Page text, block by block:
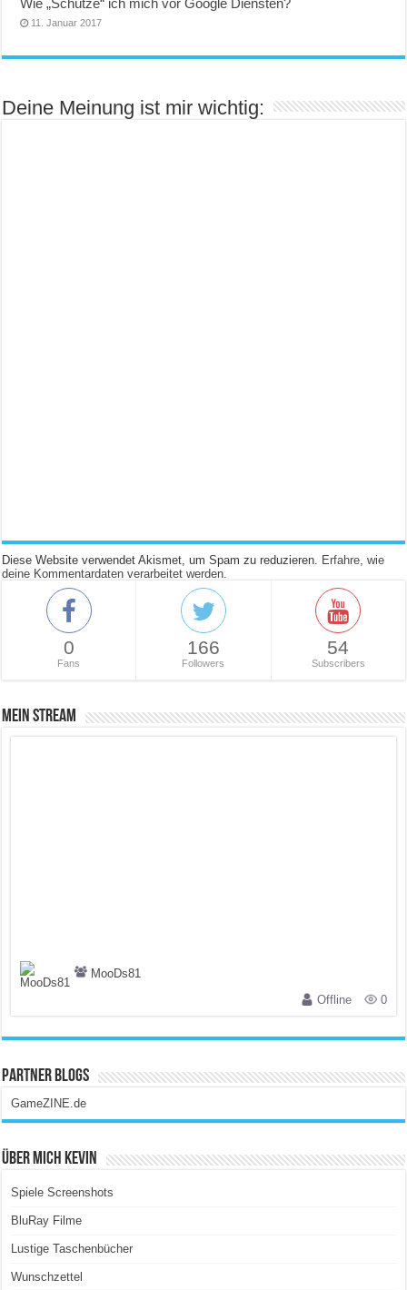
11. Januar 2017
Deine Meinung ist mir wichtig:
Diese Website verwendet Akismet, um Spam zu reduzieren. Erfahre, wie
deine Kommentardaten verarbeitet werden.
0
Fans
166
Followers
54
Subscribers
Mein Stream
MooDs81
Offline
0
Partner Blogs
GameZINE.de
Über Mich Kevin
Spiele Screenshots
BluRay Filme
Lustige Taschenbücher
Wunschzettel